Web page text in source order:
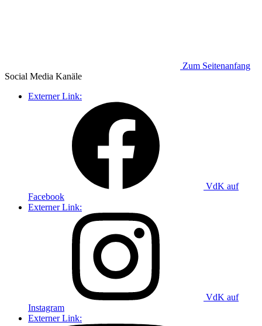
Zum Seitenanfang
Social Media Kanäle
Externer Link:
VdK auf
Facebook
Externer Link:
VdK auf
Instagram
Externer Link: